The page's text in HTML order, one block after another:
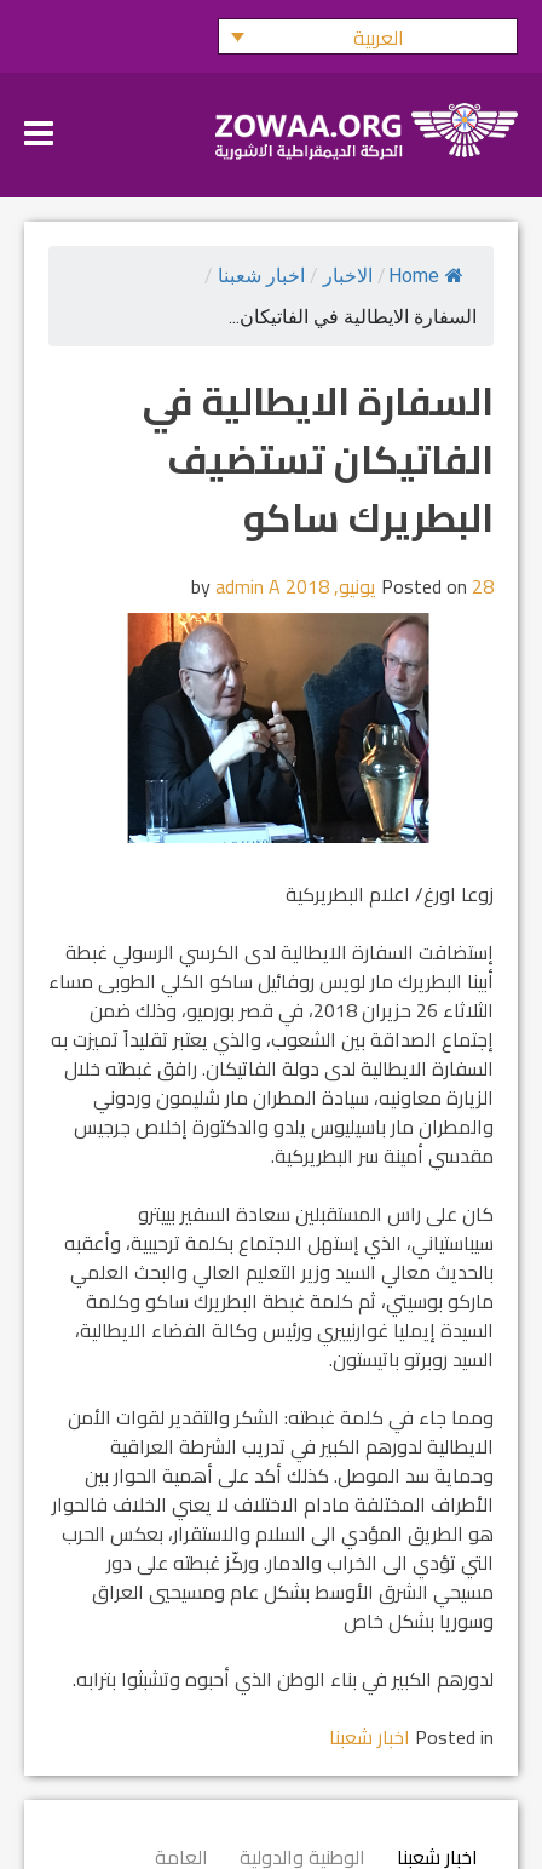
Skip
العربية
Home
/ الاخبار / اخبار شعبنا /
السفارة الايطالية في الفاتيكان...
السفارة الايطالية في
الفاتيكان تستضيف
البطريرك ساكو
Posted on 28 يونيو, 2018 admin A
زوعا اورغ/ اعلام البطريركية
إستضافت السفارة الايطالية لدى الكرسي الرسولي غبطة
أبينا البطريرك مار لويس روفائيل ساكو الكلي الطوبى مساء
الثلاثاء 26 حزيران 2018، في قصر بورميو، وذلك ضمن
إجتماع الصداقة بين الشعوب، والذي يعتبر تقليداً تميزت به
السفارة الايطالية لدى دولة الفاتيكان. رافق غبطته خلال
الزيارة معاونيه، سيادة المطران مار شليمون وردوني
والمطران مار باسيليوس يلدو والدكتورة إخلاص جرجيس
مقدسي أمينة سر البطريركية.
كان على راس المستقبلين سعادة السفير بييترو
سيباستياني، الذي إستهل الاجتماع بكلمة ترحيبية، وأعقبه
بالحديث معالي السيد وزير التعليم العالي والبحث العلمي
ماركو بوسيتي، ثم كلمة غبطة البطريرك ساكو وكلمة
السيدة إيمليا غوارنييري ورئيس وكالة الفضاء الايطالية،
السيد روبرتو باتيستون.
ومما جاء في كلمة غبطته: الشكر والتقدير لقوات الأمن
الايطالية لدورهم الكبير في تدريب الشرطة العراقية
وحماية سد الموصل. كذلك أكد على أهمية الحوار بين
الأطراف المختلفة مادام الاختلاف لا يعني الخلاف فالحوار
هو الطريق المؤدي الى السلام والاستقرار، بعكس الحرب
التي تؤدي الى الخراب والدمار. وركّز غبطته على دور
مسيحي الشرق الأوسط بشكل عام ومسيحيي العراق
وسوريا بشكل خاص
لدورهم الكبير في بناء الوطن الذي أحبوه وتشبثوا بترابه.
Posted in اخبار شعبنا
اخبار شعبنا الوطنية والدولية العامة